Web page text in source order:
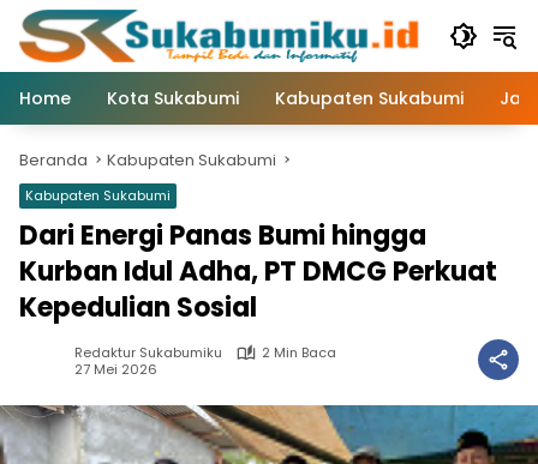
Langsung
konten
Home
Kota Sukabumi Kabupaten Sukabumi
Beranda Kabupaten Sukabumi
Kabupaten Sukabumi
Dari Energi Panas Bumi hingga
Kurban Idul Adha, PT DMCG Perkuat
Kepedulian Sosial
Redaktur Sukabumiku
2 Min Baca
27 Mei 2026